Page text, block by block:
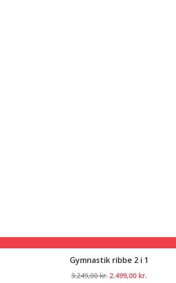
Gymnastik ribbe 2 i 1
3.249,00kr. Den
2.499,00 kr.